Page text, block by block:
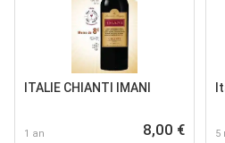
ITALIE CHIANTI IMANI
1 an 8,00 € 5